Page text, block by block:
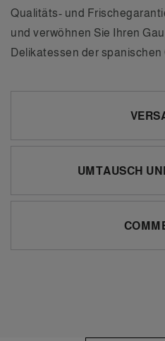
Qualitäts- und
und verwöhnen Sie Ihren
Delikatessen der spanischen
UMTAUSCH